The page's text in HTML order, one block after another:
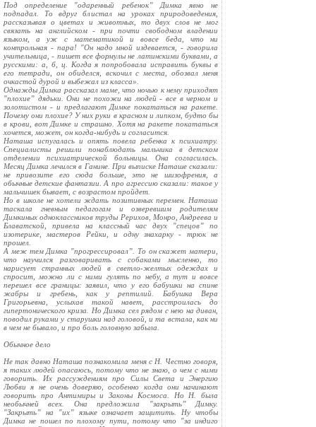
Под определение "одаренный ребенок” Димка явно не
подпадал. То вдруг блистал на уроках природоведения,
рассказывая о цветах и животных, то двух слов не мог
связать на английском - при почти свободном владении
языком, а уж с математикой и вовсе беда, что ни
контрольная - пара! "Он надо мной издевается, - говорила
учительница, - пишет все формулы не латинскими буквами, а
русскими: а, б, ц. Когда я попробовала исправить буквы в
его тетради, он обиделся, вскочил с места, обозвал меня
очкастой дурой и выбежал из класса».
Однажды Димка рассказал маме, что ночью к нему приходят
"плохие” дядьки. Они не похожи на людей - все в черном и
золотистом - и предлагают Димке покататься на ракете.
Почему они плохие? У них руки в красном и липком, будто бы
в крови, вот Димке и страшно. Хотя на ракете покататься
хочется, может, он когда-нибудь и согласится.
Наташа испугалась и опять повела ребенка к психиатру.
Специалисты решили понаблюдать мальчика в детском
отделении психиатрической больницы. Она согласилась.
Месяц Димка лечился в Ганине. При выписке Наташе сказали:
не привозите его сюда больше, это не шизофрения, а
обычные детские фантазии. А про агрессию сказали: такое у
мальчишек бывает, с возрастом пройдет.
Но в школе не хотели ждать позитивных перемен. Наташа
таскала гневным педагогам и озверевшим родителям
Димкиных одноклассников труды Рерихов, Монро, Андреева и
Блаватской, привела на классный час двух "спецов” по
изотерике, мастеров Рейки, и одну знахарку - трюк не
прошел.
А меж тем Димка "прогрессировал”. То он скажет матери,
что научился разговаривать с собаками мысленно, то
нарисует странных людей в светло-желтых одеждах и
спросит, можно ли с ними гулять по небу, а тут и вовсе
перешел все границы: заявил, что у его бабушки на спине
жабры и гребень, как у рептилий. Бабушка Вера
Григорьевна, услыхав такой навет, расстроилась до
гипертонического криза. Но Димка сел рядом с нею на диван,
поводил руками у старушки над головой, и та встала, как ни
в чем не бывало, и про боль головную забыла.
Обычное дело
Не так давно Наташа познакомила меня с Н. Честно говоря,
я таких людей опасаюсь, потому что не знаю, о чем с ними
говорить. Их рассуждениям про Силы Света и Энергию
Любви я не очень доверяю, особенно когда они начинают
говорить про Антимиры и Законы Космоса. Но Н. была
необычней всех. Она предложила "закрыть” Димку.
"Закрыть” на "их” языке означает защитить. Ну чтобы
Димка не пошел по плохому пути, потому что "за индиго